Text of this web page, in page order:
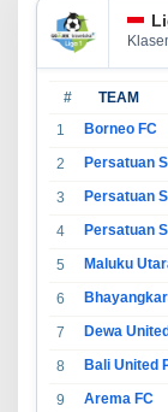
# TEAM
1 Borneo FC
2
3
4
Persatuan
5
Maluku
6
7
Dewa
8
Bali United
9
Arema FC